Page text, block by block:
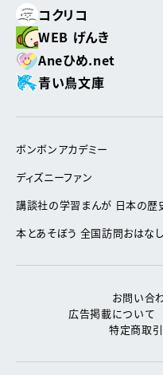
コクリコ
WEB げんき
Aneひめ.net
青い鳥文庫
ボンボンアカデミー
ディズニーファン
講談社の学習まんが 日本の歴
本とあそぼう 全国訪問おはな
お問い合
広告掲載について
特定商取